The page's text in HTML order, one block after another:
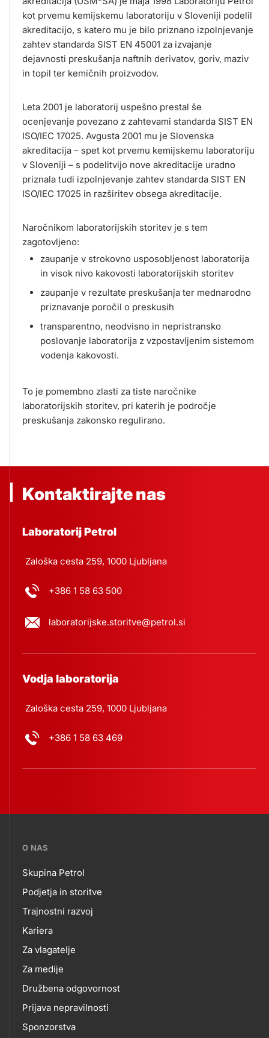
kot prvemu kemijskemu laboratoriju v Sloveniji podelil
akreditacijo, s katero mu je bilo priznano izpolnjevanje
zahtev standarda SIST EN 45001 za izvajanje
dejavnosti preskušanja naftnih derivatov, goriv, maziv
in topil ter kemičnih proizvodov.
Leta 2001 je laboratorij uspešno prestal še
ocenjevanje povezano z zahtevami standarda SIST EN
ISO/IEC 17025. Avgusta 2001 mu je Slovenska
akreditacija – spet kot prvemu kemijskemu laboratoriju
v Sloveniji – s podelitvijo nove akreditacije uradno
priznala tudi izpolnjevanje zahtev standarda SIST EN
ISO/IEC 17025 in razširitev obsega akreditacije.
Naročnikom laboratorijskih storitev je s tem
zagotovljeno:
zaupanje v strokovno usposobljenost laboratorija
in visok nivo kakovosti laboratorijskih storitev
zaupanje v rezultate preskušanja ter mednarodno
priznavanje poročil o preskusih
transparentno, neodvisno in nepristransko
poslovanje laboratorija z vzpostavljenim sistemom
vodenja kakovosti.
To je pomembno zlasti za tiste naročnike
laboratorijskih storitev, pri katerih je področje
preskušanja zakonsko regulirano.
Kontaktirajte nas
Laboratorij Petrol
Zaloška cesta 259, 1000 Ljubljana
+386 1 58 63 500
laboratorijske.storitve@petrol.si
Vodja laboratorija
Zaloška cesta 259, 1000 Ljubljana
+386 1 58 63 469
???
skupno.footer-
title???
O NAS
O
NAS
Skupina Petrol
Podjetja in storitve
Trajnostni razvoj
Kariera
Za vlagatelje
Za medije
Družbena odgovornost
Prijava nepravilnosti
Sponzorstva